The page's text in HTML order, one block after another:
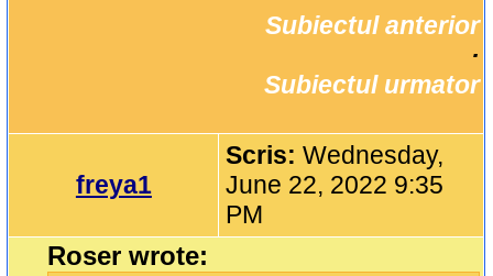
Subiectul anterior
Subiectul urmator
freya1
Scris:Wednesday,
June 22, 2022 9:35
PM
Roser wrote: